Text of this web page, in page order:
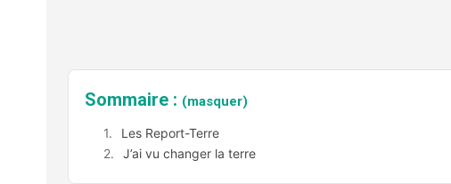
Sommaire : (masquer)
Les Report-Terre
J’ai vu changer la terre